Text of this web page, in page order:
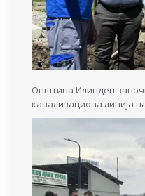
Општина Илинден
канализациона линија